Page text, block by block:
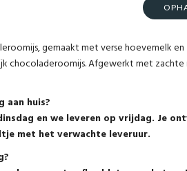
gemaakt met verse hoevemelk
chocoladeroomijs. Afgewerkt met zachte
aan huis?
en we leveren op vrijdag. Je
met het verwachte leveruur.